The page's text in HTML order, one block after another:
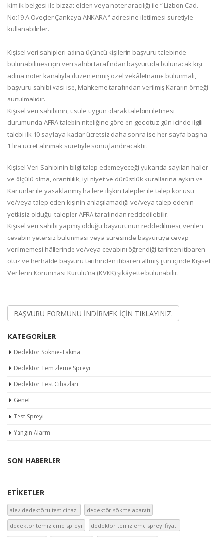
kimlik belgesi ile bizzat elden veya noter aracılığı ile “ Lizbon Cad.
No:19 A.Öveçler Çankaya ANKARA ” adresine iletilmesi suretiyle
kullanabilirler.
Kişisel veri sahipleri adına üçüncü kişilerin başvuru talebinde
bulunabilmesi için veri sahibi tarafından başvuruda bulunacak kişi
adına noter kanalıyla düzenlenmiş özel vekâletname bulunmalı,
başvuru sahibi vasi ise, Mahkeme tarafından verilmiş Kararın örneği
sunulmalıdır.
Kişisel veri sahibinin, usule uygun olarak talebini iletmesi
durumunda AFRA talebin niteliğine göre en geç otuz gün içinde ilgili
talebi ilk 10 sayfaya kadar ücretsiz daha sonra ise her sayfa başına
1 lira ücret alınmak suretiyle sonuçlandıracaktır.
Kişisel Veri Sahibinin bilgi talep edemeyeceği yukarıda sayılan haller
ve ölçülü olma, orantılılık, iyi niyet ve dürüstlük kurallarına aykırı ve
Kanunlar ile yasaklanmış hallere ilişkin talepler ile talep konusu
ve/veya talep eden kişinin anlaşılamadığı ve/veya talep edenin
yetkisiz olduğu talepler AFRA tarafından reddedilebilir.
Kişisel veri sahibi yapmış olduğu başvurunun reddedilmesi, verilen
cevabın yetersiz bulunması veya süresinde başvuruya cevap
verilmemesi hâllerinde ve/veya cevabını öğrendiği tarihten itibaren
otuz ve herhâlde başvuru tarihinden itibaren altmış gün içinde Kişisel
Verilerin Korunması Kurulu’na (KVKK) şikâyette bulunabilir.
BAŞVURU FORMUNU İNDİRMEK İÇİN TIKLAYINIZ.
KATEGORILER
Dedektör Sökme-Takma
Dedektör Temizleme Spreyi
Dedektör Test Cihazları
Genel
Test Spreyi
Yangın Alarm
SON HABERLER
ETIKETLER
alev dedektörü test cihazı dedektör sökme aparatı
dedektör temizleme spreyi dedektör temizleme spreyi fiyatı